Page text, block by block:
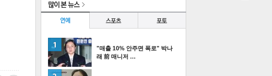
"매출 10% 안주면 폭로" 박나
래 前 매니저 …